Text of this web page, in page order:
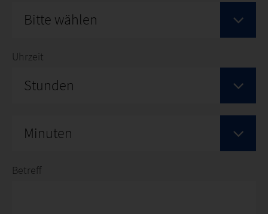
Bitte wählen
Uhrzeit
Stunden
Minuten
Betreff